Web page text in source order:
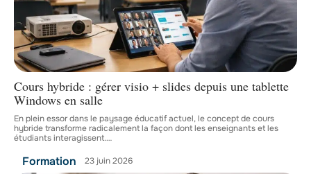
Cours hybride : gérer visio + slides depuis une tablette
Windows en salle
En plein essor dans le paysage éducatif actuel, le concept de cours
hybride transforme radicalement la façon dont les enseignants et les
étudiants interagissent.…
Formation 23 juin 2026